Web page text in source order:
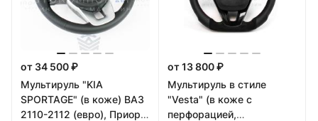
от 34 500 ₽
Мультируль "KIA
SPORTAGE" (в коже) ВАЗ
2110-2112 (евро), Приора,
от 13 800 ₽
Мультируль в стиле
"Vesta" (в коже с
перфорацией,